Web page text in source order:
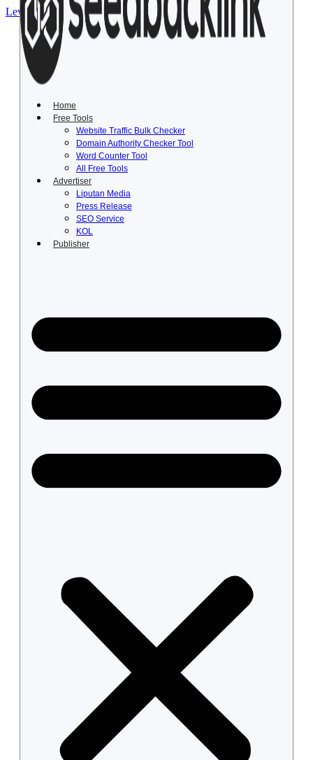
Lewati ke konten
Home
Free Tools
Website Traffic Bulk Checker
Domain Authority Checker Tool
Word Counter Tool
All Free Tools
Advertiser
Liputan Media
Press Release
SEO Service
KOL
Publisher